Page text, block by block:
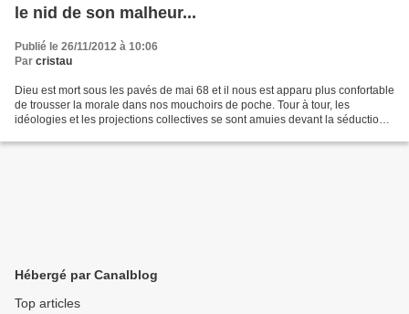
le nid de son malheur...
Publié le 26/11/2012 à 10:06
Par cristau
Dieu est mort sous les pavés de mai 68 et il nous est apparu plus confortable
de trousser la morale dans nos mouchoirs de poche. Tour à tour, les
idéologies et les projections collectives se sont amuies devant la séduction
Hébergé par Canalblog
Top articles